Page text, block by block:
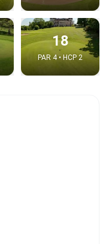
18
PAR 4 • HCP 2